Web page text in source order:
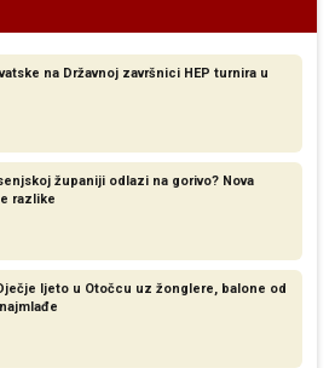
na Državnoj završnici HEP turnira u
županiji odlazi na gorivo? Nova
razlike​
ljeto u Otočcu uz žonglere, balone od